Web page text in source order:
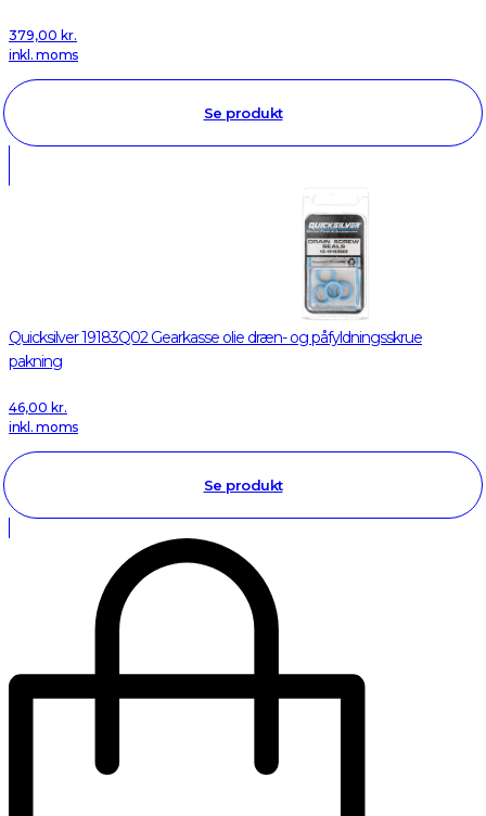
379,00 kr.
inkl. moms
Se produkt
Quicksilver 19183Q02 Gearkasse olie dræn- og påfyldningsskrue
pakning
46,00 kr.
inkl. moms
Se produkt